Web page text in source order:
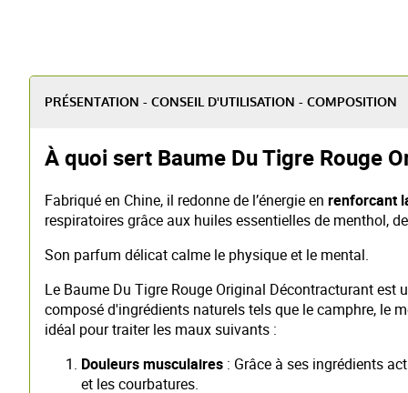
PRÉSENTATION - CONSEIL D'UTILISATION - COMPOSITION
À quoi sert Baume Du Tigre Rouge
Fabriqué en Chine, il redonne de l’énergie en renforcant
respiratoires grâce aux huiles essentielles de menthol,
Son parfum délicat calme le physique et le mental.
Le Baume Du Tigre Rouge Original Décontracturant est
composé d'ingrédients naturels tels que le camphre, le
idéal pour traiter les maux suivants :
Douleurs musculaires : Grâce à ses ingrédients
et les courbatures.